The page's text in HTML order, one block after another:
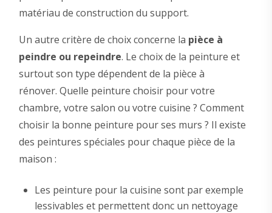
matériau de construction du support.
Un autre critère de choix concerne la pièce à
peindre ou repeindre. Le choix de la peinture et
surtout son type dépendent de la pièce à
rénover. Quelle peinture choisir pour votre
chambre, votre salon ou votre cuisine ? Comment
choisir la bonne peinture pour ses murs ? Il existe
des peintures spéciales pour chaque pièce de la
maison :
Les peinture pour la cuisine sont par exemple
lessivables et permettent donc un nettoyage